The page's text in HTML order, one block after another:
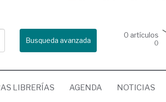
Busqueda avanzada
0 artículos
0
LIBRERÍAS AGENDA NOTICIAS